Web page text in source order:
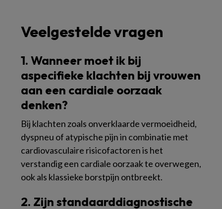
Veelgestelde vragen
1. Wanneer moet ik bij
aspecifieke klachten bij vrouwen
aan een cardiale oorzaak
denken?
Bij klachten zoals onverklaarde vermoeidheid,
dyspneu of atypische pijn in combinatie met
cardiovasculaire risicofactoren is het
verstandig een cardiale oorzaak te overwegen,
ook als klassieke borstpijn ontbreekt.
2. Zijn standaarddiagnostische